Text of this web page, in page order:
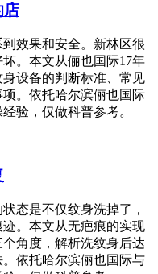
店
效果和安全。新林区很
。本文从俪也国际17年
设备的判断标准、常见
。依托哈尔滨俪也国际
验，仅做科普参考。
态是不仅纹身洗掉了，
。本文从无疤痕的实现
角度，解析洗纹身后达
依托哈尔滨俪也国际与